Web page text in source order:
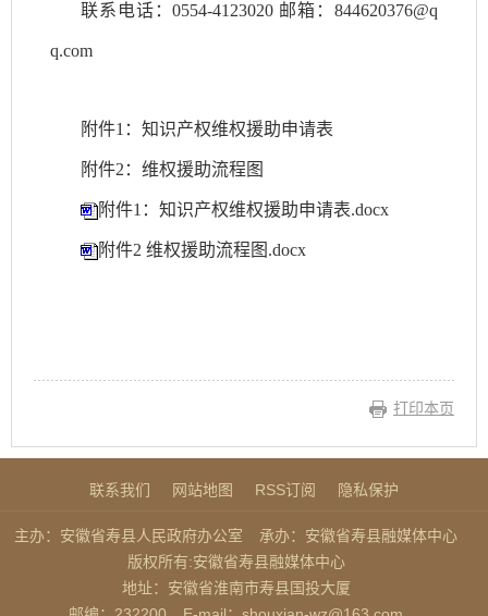
联系电话：0554-4123020 邮箱：844620376@q
q.com
附件1：知识产权维权援助申请表
附件2：维权援助流程图
附件1：知识产权维权援助申请表.docx
附件2 维权援助流程图.docx
打印本页
联系我们 网站地图 RSS订阅 隐私保护
主办：安徽省寿县人民政府办公室
承办：安徽省寿县融媒体中心
版权所有:安徽省寿县融媒体中心
地址：安徽省淮南市寿县国投大厦